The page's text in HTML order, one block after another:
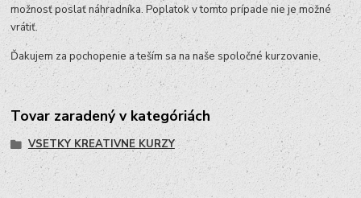
možnosť poslať náhradníka. Poplatok v tomto prípade nie je možné
vrátiť.
Ďakujem za pochopenie a teším sa na naše spoločné kurzovanie.
Tovar zaradený v kategóriách
VSETKY KREATIVNE KURZY